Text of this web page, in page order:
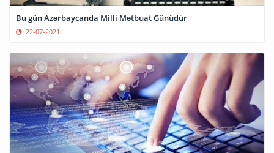
Bu gün Azərbaycanda Milli Mətbuat Günüdür
22-07-2021